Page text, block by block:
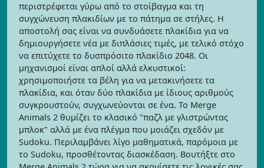
περιστρέφεται γύρω από το στοίβαγμα και τη
συγχώνευση πλακιδίων με το πάτημα σε στήλες. Η
αποστολή σας είναι να συνδυάσετε πλακίδια για να
δημιουργήσετε νέα με διπλάσιες τιμές, με τελικό στόχο
να επιτύχετε το δυσπρόσιτο πλακίδιο 2048. Οι
μηχανισμοί είναι απλοί αλλά ελκυστικοί:
χρησιμοποιήστε τα βέλη για να μετακινήσετε τα
πλακίδια, και όταν δύο πλακίδια με ίδιους αριθμούς
συγκρουστούν, συγχωνεύονται σε ένα. Το Merge
Animals 2 θυμίζει το κλασικό "παζλ με γλιστρώντας
μπλοκ" αλλά με ένα πλέγμα που μοιάζει σχεδόν με
Sudoku. Περιλαμβάνει λίγο μαθηματικά, παρόμοια με
το Sudoku, προσθέτοντας διασκέδαση. Βουτήξτε στο